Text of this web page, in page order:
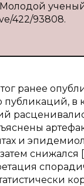
422/93808.
ранее
в
и